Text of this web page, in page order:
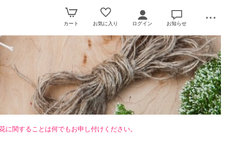
カート お気に入り ログイン お知らせ
関することは何でもお申し付けください。